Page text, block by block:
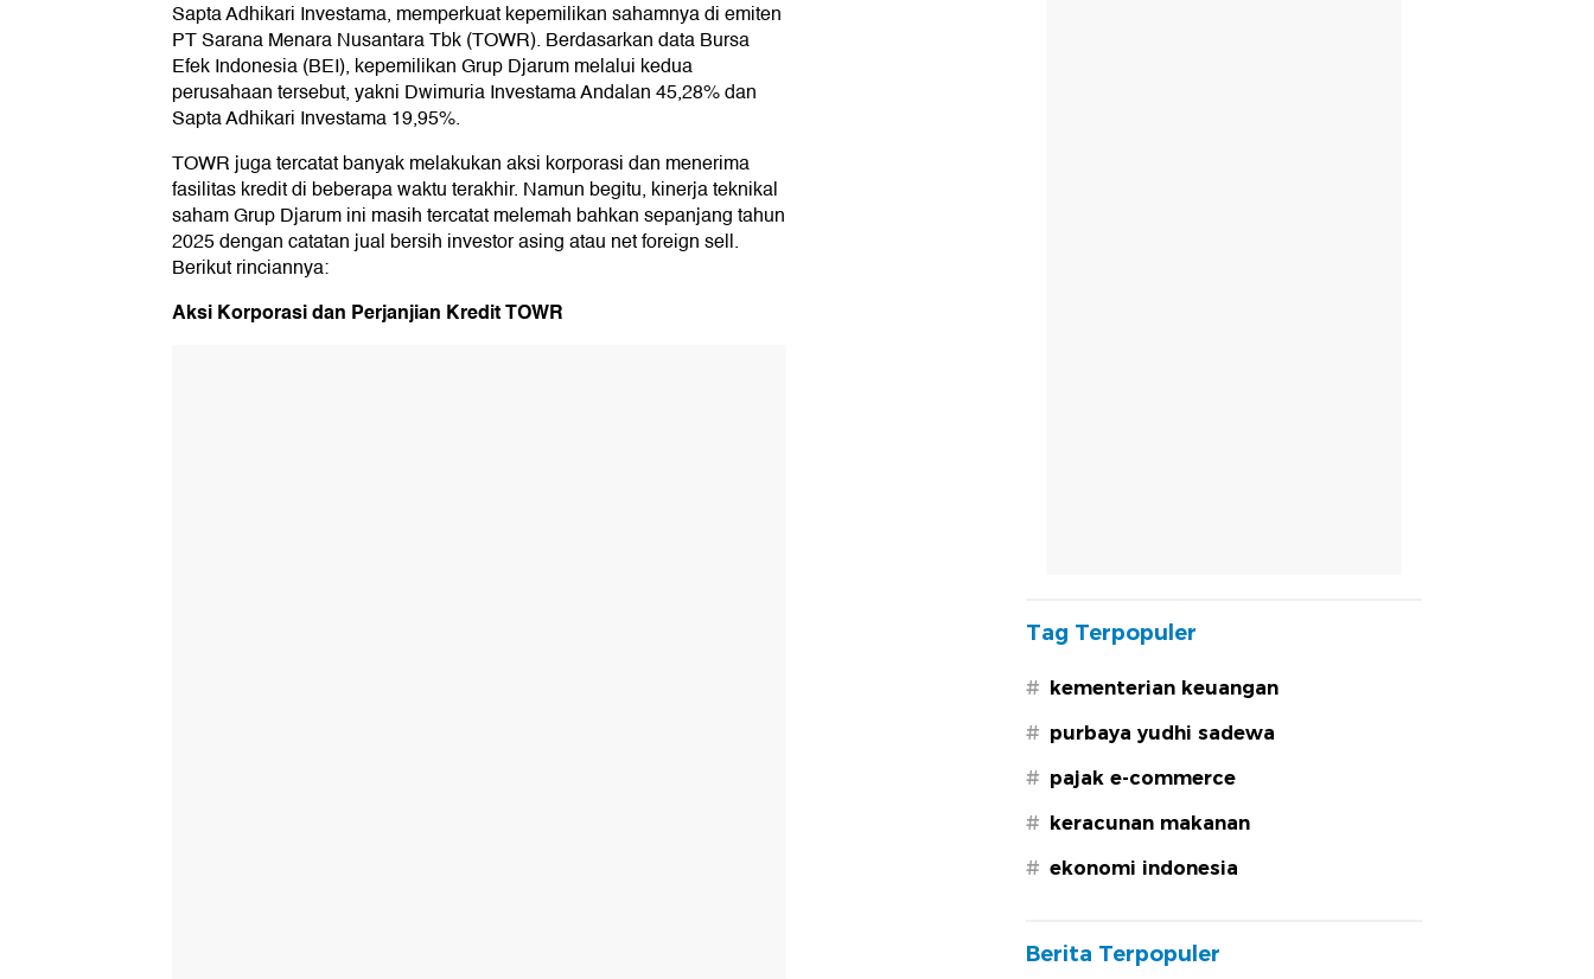
Sapta Adhikari Investama, memperkuat kepemilikan sahamnya di emiten
PT Sarana Menara Nusantara Tbk (TOWR). Berdasarkan data Bursa
Efek Indonesia (BEI), kepemilikan Grup Djarum melalui kedua
perusahaan tersebut, yakni Dwimuria Investama Andalan 45,28% dan
Sapta Adhikari Investama 19,95%.
TOWR juga tercatat banyak melakukan aksi korporasi dan menerima
fasilitas kredit di beberapa waktu terakhir. Namun begitu, kinerja teknikal
saham Grup Djarum ini masih tercatat melemah bahkan sepanjang tahun
2025 dengan catatan jual bersih investor asing atau net foreign sell.
Berikut rinciannya:
Aksi Korporasi dan Perjanjian Kredit TOWR
Tag Terpopuler
# kementerian keuangan
# purbaya yudhi sadewa
# pajak e-commerce
# keracunan makanan
# ekonomi indonesia
Berita Terpopuler